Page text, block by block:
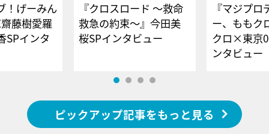
！げーみん
藤樹愛羅
SPインタ
『クロスロード ～救命
救急の約束～』今田美
桜SPインタビュー
『マジプロ
ー、ももク
クロ×東京
ンタビュー
ピックアップ記事をもっと見る